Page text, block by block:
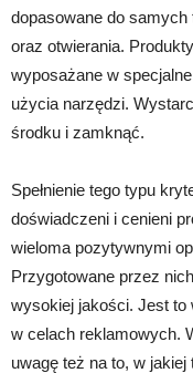
dopasowane do
oraz otwierania.
wyposażane w
użycia narzędzi.
środku i zamknąć.
Spełnienie tego typu
doświadczeni i cenieni
wieloma pozytywnymi
Przygotowane przez nich
wysokiej jakości. Jest to
w celach reklamowych.
uwagę też na to, w